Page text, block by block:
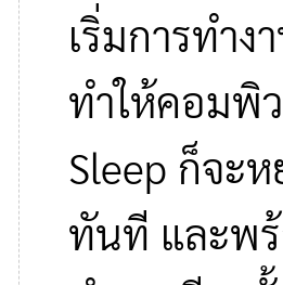
เริ่มการทำ
ทำให้คอมพิ
Sleep ก็จะ
ทันที และพ